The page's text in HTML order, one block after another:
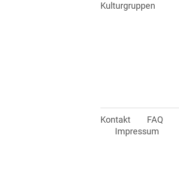
Kulturgruppen
Kontakt FAQ
Impressum